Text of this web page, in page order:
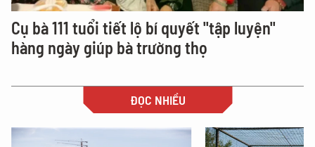
Cụ bà 111 tuổi tiết lộ bí quyết "tập luyện"
hàng ngày giúp bà trường thọ
ĐỌC NHIỀU